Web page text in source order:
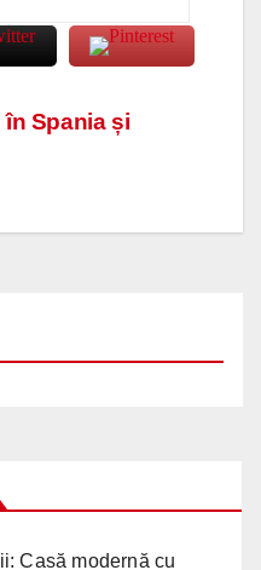
în Spania și
Casă modernă cu